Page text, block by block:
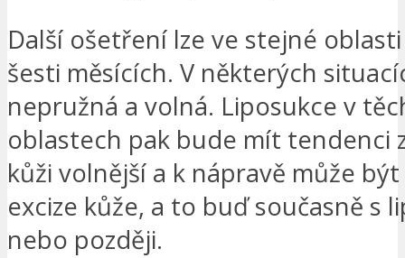
Další ošetření lze ve stejné
šesti měsících. V některých
nepružná a volná. Liposukce v
oblastech pak bude mít tendenci
kůži volnější a k nápravě může
excize kůže, a to buď současně s
nebo později.